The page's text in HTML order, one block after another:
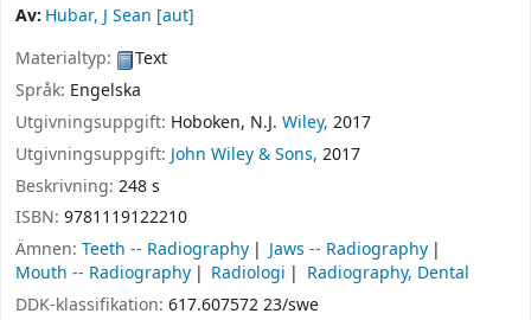
Av: Hubar, J Sean [aut]
Materialtyp:
Text
Språk: Engelska
Utgivningsuppgift: Hoboken, N.J. Wiley, 2017
Utgivningsuppgift: John Wiley & Sons, 2017
Beskrivning: 248 s
ISBN: 9781119122210
Ämnen: Teeth -- Radiography
Jaws -- Radiography
Mouth -- Radiography
Radiologi
Radiography, Dental
DDK-klassifikation: 617.607572 23/swe